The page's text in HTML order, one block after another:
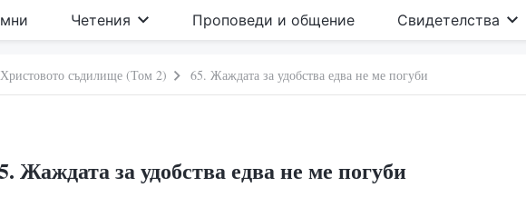
Четения Проповеди и общение Свидетелства
съдилище (Том 2) 65. Жаждата за удобства едва не ме погуби
Жаждата за удобства едва не ме погуби